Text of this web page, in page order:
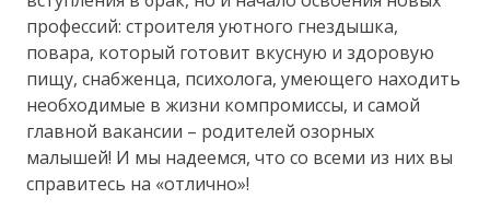
профессий: строителя уютного гнездышка,
повара, который готовит вкусную и здоровую
пищу, снабженца, психолога, умеющего находить
необходимые в жизни компромиссы, и самой
главной вакансии – родителей озорных
малышей! И мы надеемся, что со всеми из них вы
справитесь на «отлично»!